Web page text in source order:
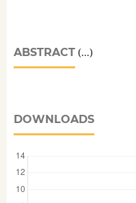
ABSTRACT(...)
DOWNLOADS